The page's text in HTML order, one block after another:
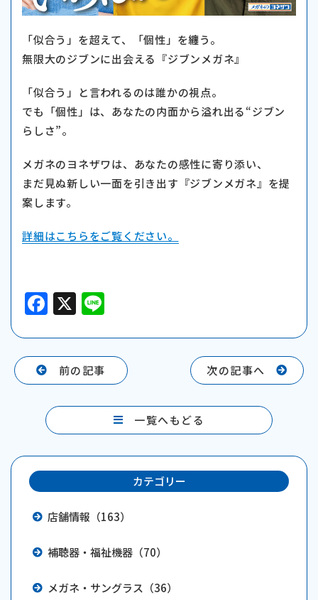
「似合う」を超えて、
「個性」を纏う。
無限大のジブンに出会える 『ジブンメガネ』
「似合う」と言われるのは誰かの視点。
でも「個性」は、あなたの内面から溢れ出る“ジブン
らしさ”。
メガネのヨネザワは、あなたの感性に寄り添い、
まだ見ぬ新しい一面を引き出す『ジブンメガネ』を提
案します。
詳細はこちらをご覧ください。
F
a
c
e
b
o
o
k
X
e
前の記事
一覧へもどる
次の記事へ
カテゴリー
店舗情報（163）
補聴器・福祉機器（70）
メガネ・サングラス（36）